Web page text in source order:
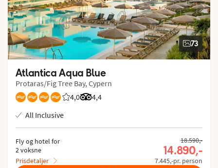
73
Atlantica Aqua Blue
Protaras/Fig Tree Bay, Cypern
4,0
Bedømmelse fra Spies gæster: 4.009/5
4,4
Bedømmelse fra Tripadvisor: 4.4 of 5
All Inclusive
Fly og hotel for
2 voksne
Prisdetaljer
18.590,-
14.890,-
7.445,-pr. person